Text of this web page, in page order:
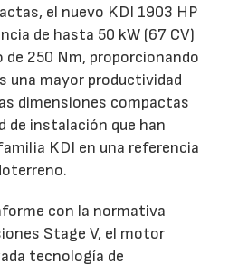
el nuevo KDI 1903 HP
de hasta 50 kW (67 CV)
de 250 Nm, proporcionando
una mayor productividad
dimensiones compactas
de instalación que han
KDI en una referencia
con la normativa
Stage V, el motor
tecnología de